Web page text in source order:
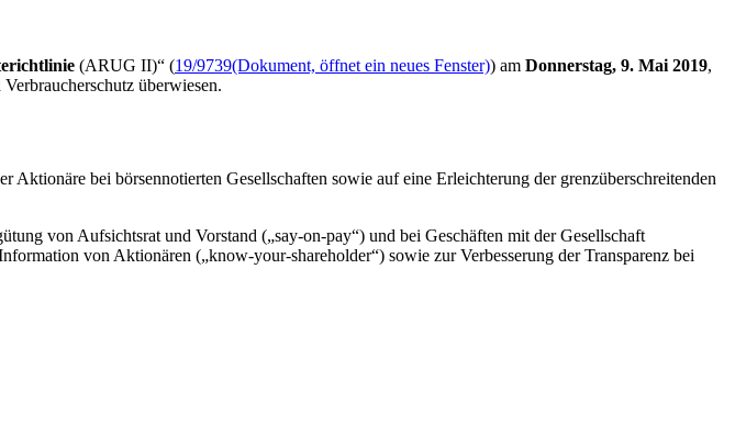
(ARUG II)“ (19/9739(Dokument, öffnet ein neues Fenster)) am Donnerstag, 9. Mai 2019,
überwiesen.
bei börsennotierten Gesellschaften sowie auf eine Erleichterung der grenzüberschreitenden
von Aufsichtsrat und Vorstand („say-on-pay“) und bei Geschäften mit der Gesellschaft
von Aktionären („know-your-shareholder“) sowie zur Verbesserung der Transparenz bei